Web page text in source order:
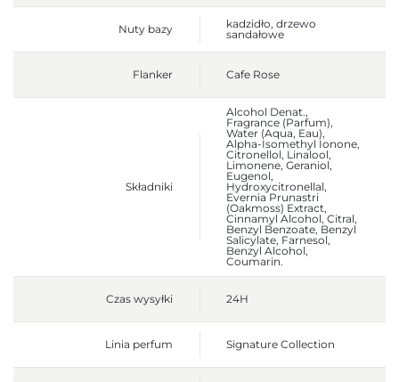
Nuty bazy
kadzidło, drzewo
sandałowe
Flanker Cafe Rose
Składniki
Alcohol Denat.,
Fragrance (Parfum),
Water (Aqua, Eau),
Alpha-Isomethyl Ionone,
Citronellol, Linalool,
Limonene, Geraniol,
Eugenol,
Hydroxycitronellal,
Evernia Prunastri
(Oakmoss) Extract,
Cinnamyl Alcohol, Citral,
Benzyl Benzoate, Benzyl
Salicylate, Farnesol,
Benzyl Alcohol,
Coumarin.
Czas wysyłki 24H
Linia perfum Signature Collection